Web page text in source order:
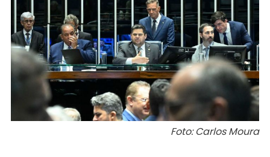
Foto: Carlos Moura